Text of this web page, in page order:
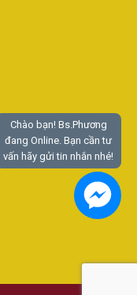
Chào bạn! Bs.Phương
đang Online. Bạn cần tư
vấn hãy gửi tin nhắn nhé!